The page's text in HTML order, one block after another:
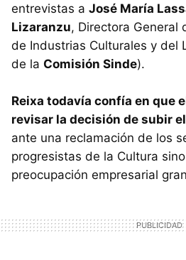
entrevistas a José María
Lizaranzu, Directora General
de Industrias Culturales y del
de la Comisión Sinde).
Reixa todavía confía en que
revisar la decisión de subir
ante una reclamación de los
progresistas de la Cultura
preocupación empresarial